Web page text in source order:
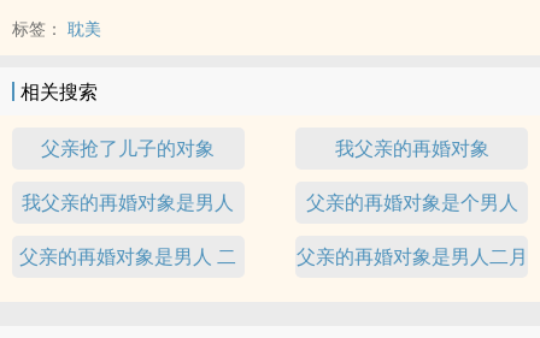
标签： 耽美
相关搜索
父亲抢了儿子的对象 我父亲的再婚对象
我父亲的再婚对象是男人 父亲的再婚对象是个男人
父亲的再婚对象是男人 二
父亲的再婚对象是男人二月